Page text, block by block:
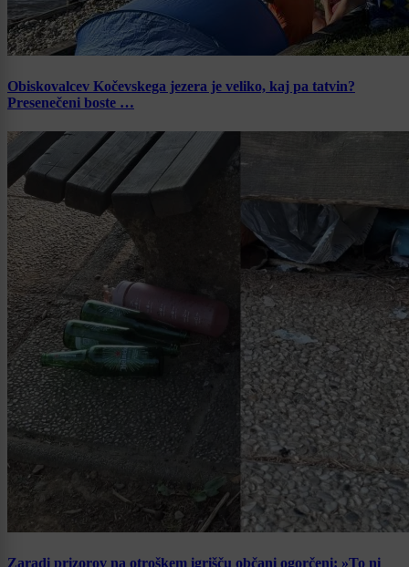
Obiskovalcev Kočevskega jezera je veliko, kaj pa tatvin?
Presenečeni boste …
Zaradi prizorov na otroškem igrišču občani ogorčeni: »To ni